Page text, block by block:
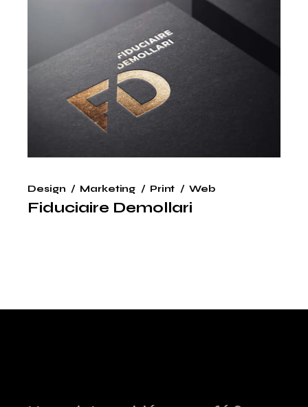
Design Marketing Print Web
Fiduciaire Demollari